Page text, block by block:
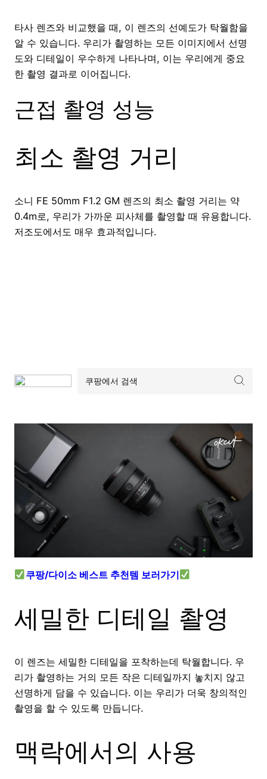
타사 렌즈와 비교했을 때, 이 렌즈의 선예도가 탁월함을
알 수 있습니다. 우리가 촬영하는 모든 이미지에서 선명
도와 디테일이 우수하게 나타나며, 이는 우리에게 중요
한 촬영 결과로 이어집니다.
근접 촬영 성능
최소 촬영 거리
소니 FE 50mm F1.2 GM 렌즈의 최소 촬영 거리는 약
0.4m로, 우리가 가까운 피사체를 촬영할 때 유용합니다.
저조도에서도 매우 효과적입니다.
쿠팡/다이소 베스트 추천템 보러가기
세밀한 디테일 촬영
이 렌즈는 세밀한 디테일을 포착하는데 탁월합니다. 우
리가 촬영하는 거의 모든 작은 디테일까지 놓치지 않고
선명하게 담을 수 있습니다. 이는 우리가 더욱 창의적인
촬영을 할 수 있도록 만듭니다.
맥락에서의 사용